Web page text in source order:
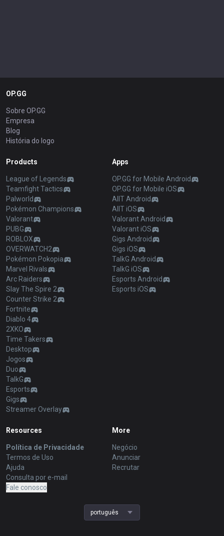
OP.GG
Sobre OP.GG
Empresa
Blog
História do logo
Products
League of Legends
Teamfight Tactics
Palworld
Pokémon Champions
Valorant
PUBG
ROBLOX
OVERWATCH2
Pokémon Pokopia
Marvel Rivals
Arc Raiders
Slay The Spire 2
Counter Strike 2
Fortnite
Diablo 4
2XKO
Time Takers
Desktop
Jogos
Duo
TalkG
Esports
Gigs
Streamer Overlay
Apps
OP.GG for Mobile Android
OP.GG for Mobile iOS
AllT Android
AllT iOS
Valorant Android
Valorant iOS
Gigs Android
Gigs iOS
TalkG Android
TalkG iOS
Esports Android
Esports iOS
Resources
Política de Privacidade
Termos de Uso
Ajuda
Consulta por e-mail
Fale conosco
More
Negócio
Anunciar
Recrutar
português